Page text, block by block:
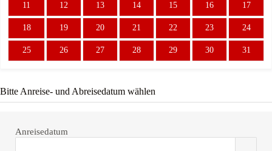
11 12 13 14 15 16 17
18 19 20 21 22 23 24
25 26 27 28 29 30 31
Bitte Anreise- und Abreisedatum wählen
Anreisedatum